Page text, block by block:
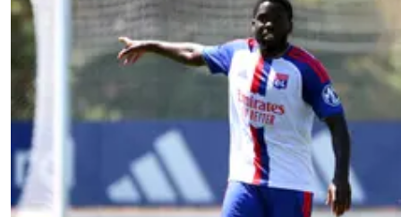
première partie de tableau la saison prochaine.
Crise qui va probablement durée plusieurs saisons...
Répondre
olivier-atton + 2436
Dommage, Maupey - Moumbania ça aurait de la gueule
comme duo d'attaque l'an prochain
Répondre